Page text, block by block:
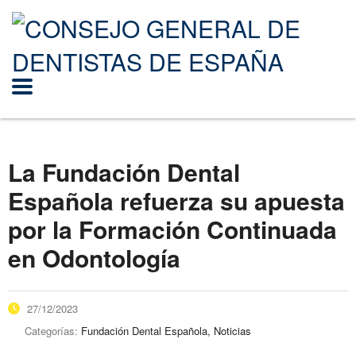
La Fundación Dental
Española refuerza su apuesta
por la Formación Continuada
en Odontología
27/12/2023
Categorías: Fundación Dental Española, Noticias